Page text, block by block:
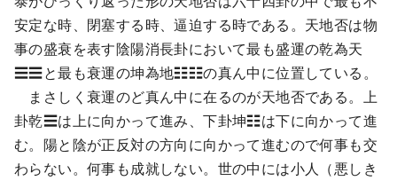
安定な時、閉塞する時、逼迫する時である。天地否は物
事の盛衰を表す陰陽消長卦において最も盛運の乾為天
☰☰と最も衰運の坤為地☷☷の真ん中に位置している。
まさしく衰運のど真ん中に在るのが天地否である。上
卦乾☰は上に向かって進み、下卦坤☷は下に向かって進
む。陽と陰が正反対の方向に向かって進むので何事も交
わらない。何事も成就しない。世の中には小人（悪しき